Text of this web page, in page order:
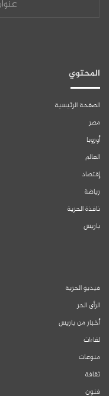
المحتوي
الصفحة الرئيسية
مصر
أوروبا
العالم
إقتصاد
رياضة
نافذة الحرية
باريس
فيديو الحرية
الرأي الحر
أخبار من باريس
لقاءات
منوعات
ثقافة
فنون